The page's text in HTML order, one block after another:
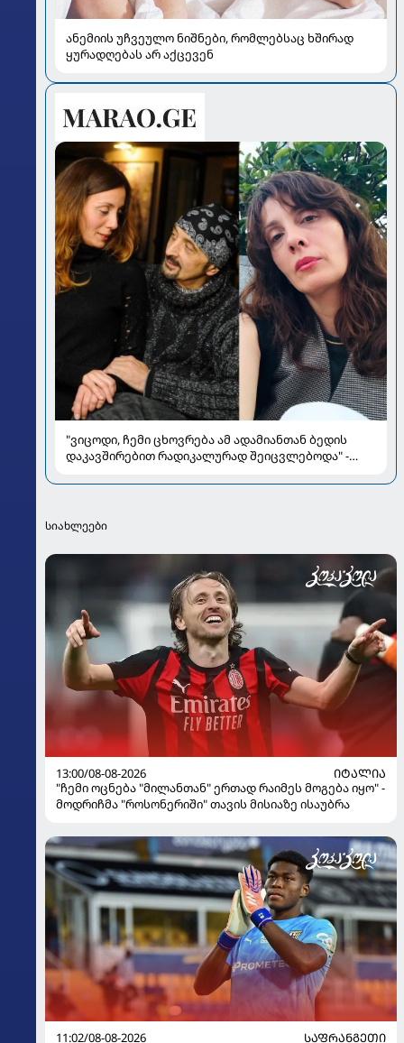
ანემიის უჩვეულო ნიშნები, რომლებსაც ხშირად
ყურადღებას არ აქცევენ
"ვიცოდი, ჩემი ცხოვრება ამ ადამიანთან ბედის
დაკავშირებით რადიკალურად შეიცვლებოდა" -
ოჯახზე
სიახლეები
13:00/08-08-2026
ᲘᲢᲐᲚᲘᲐ
"ჩემი ოცნება "მილანთან" ერთად რაიმეს მოგება იყო" -
მოდრიჩმა "როსონერიში" თავის მისიაზე ისაუბრა
11:02/08-08-2026 ᲡᲐᲤᲠᲐᲜᲒᲔᲗᲘ